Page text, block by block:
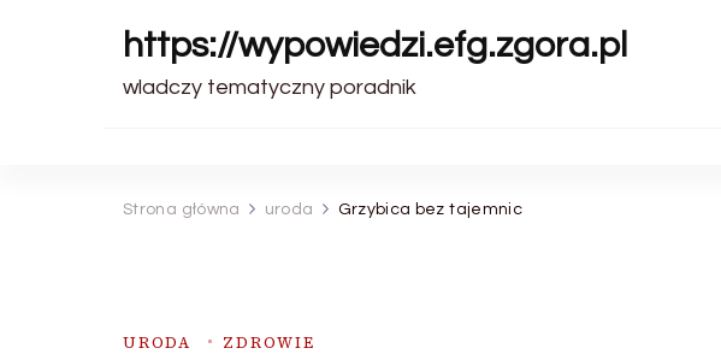
https://wypowiedzi.efg.zgora.pl
wladczy tematyczny poradnik
Strona główna uroda Grzybica bez tajemnic
URODA ZDROWIE